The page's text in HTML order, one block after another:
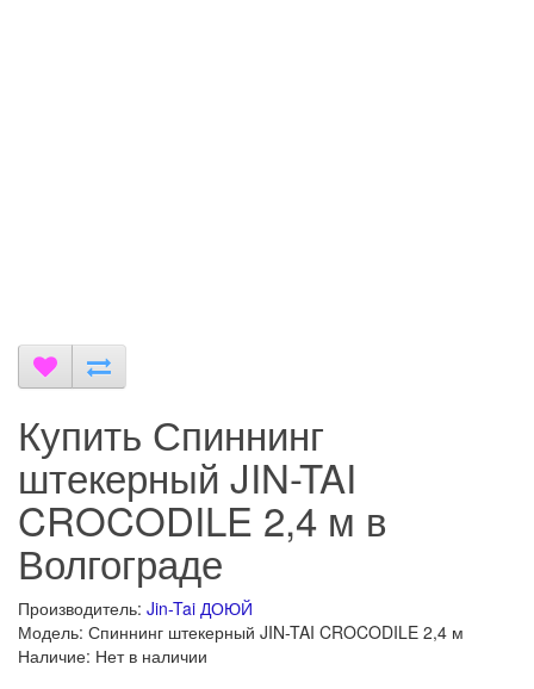
Купить Спиннинг
штекерный JIN-TAI
CROCODILE 2,4 м в
Волгограде
Производитель: Jin-Tai ДОЮЙ
Модель: Спиннинг штекерный JIN-TAI CROCODILE 2,4 м
Наличие: Нет в наличии